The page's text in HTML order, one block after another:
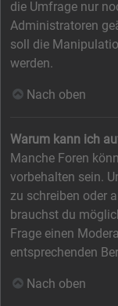
die Umfrage nur
Administratoren
soll die
werden.
Nach oben
Warum kann ich
Manche Foren
vorbehalten sein.
zu schreiben oder
brauchst du
Frage einen
entsprechenden
Nach oben